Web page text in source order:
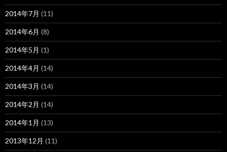
2014年7月 (11)
2014年6月 (8)
2014年5月 (1)
2014年4月 (14)
2014年3月 (14)
2014年2月 (14)
2014年1月 (13)
2013年12月 (11)